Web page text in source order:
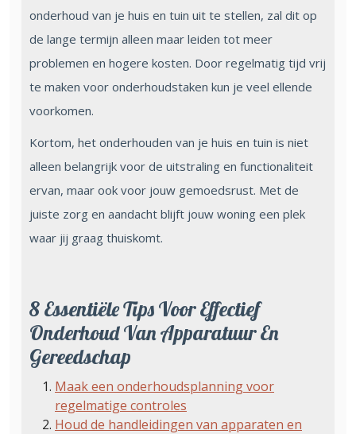
onderhoud van je huis en tuin uit te stellen, zal dit op
de lange termijn alleen maar leiden tot meer
problemen en hogere kosten. Door regelmatig tijd vrij
te maken voor onderhoudstaken kun je veel ellende
voorkomen.
Kortom, het onderhouden van je huis en tuin is niet
alleen belangrijk voor de uitstraling en functionaliteit
ervan, maar ook voor jouw gemoedsrust. Met de
juiste zorg en aandacht blijft jouw woning een plek
waar jij graag thuiskomt.
8 Essentiële Tips Voor Effectief
Onderhoud Van Apparatuur En
Gereedschap
Maak een onderhoudsplanning voor
regelmatige controles
Houd de handleidingen van apparaten en